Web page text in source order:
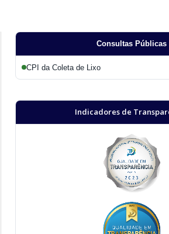
Consultas Públicas
CPI da Coleta de Lixo
Indicadores de